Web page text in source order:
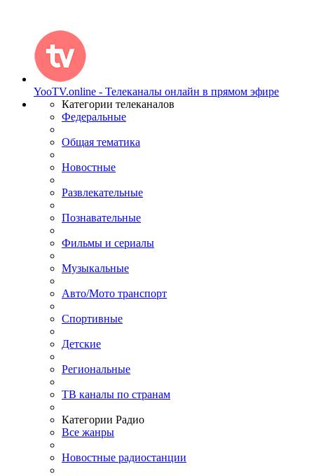
YooTV.online - Телеканалы онлайн в прямом эфире
Категории телеканалов
Федеральные
Общая тематика
Новостные
Развлекательные
Познавательные
Фильмы и сериалы
Музыкальные
Авто/Мото транспорт
Спортивные
Детские
Региональные
ТВ каналы по странам
Категории Радио
Все жанры
Новостные радиостанции